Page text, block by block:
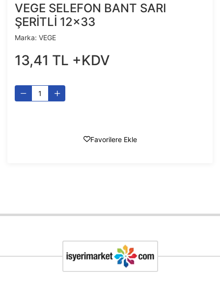
VEGE SELEFON BANT SARI
ŞERİTLİ 12x33
Marka: VEGE
13,41 TL +KDV
Favorilere Ekle